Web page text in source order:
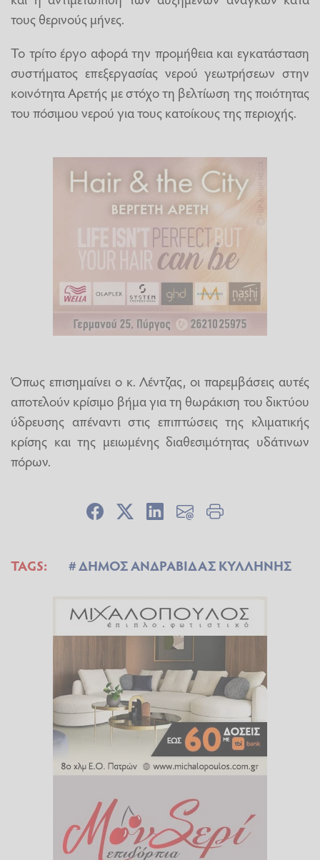
τους θερινούς μήνες.
Το τρίτο έργο αφορά την προμήθεια και εγκατάσταση
συστήματος επεξεργασίας νερού γεωτρήσεων στην
κοινότητα Αρετής με στόχο τη βελτίωση της ποιότητας
του πόσιμου νερού για τους κατοίκους της περιοχής.
Όπως επισημαίνει ο κ. Λέντζας, οι παρεμβάσεις αυτές
αποτελούν κρίσιμο βήμα για τη θωράκιση του δικτύου
ύδρευσης απέναντι στις επιπτώσεις της κλιματικής
κρίσης και της μειωμένης διαθεσιμότητας υδάτινων
πόρων.
TAGS: ΔΗΜΟΣ ΑΝΔΡΑΒΙΔΑΣ ΚΥΛΛΗΝΗΣ